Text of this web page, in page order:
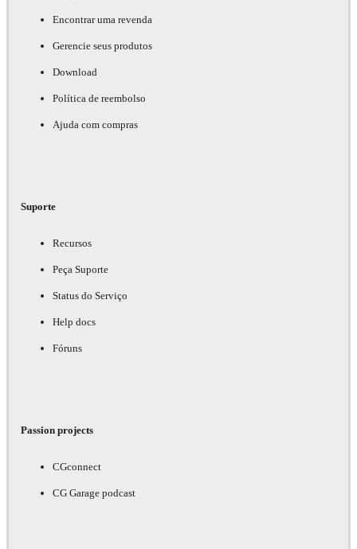
Encontrar uma revenda
Gerencie seus produtos
Download
Política de reembolso
Ajuda com compras
Suporte
Recursos
Peça Suporte
Status do Serviço
Help docs
Fóruns
Passion projects
CGconnect
CG Garage podcast